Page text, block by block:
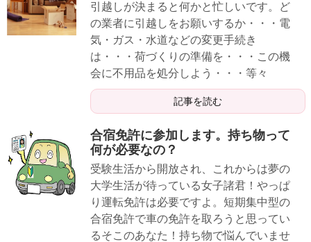
引越しが決まると何かと忙しいです。ど
の業者に引越しをお願いするか・・・電
気・ガス・水道などの変更手続き
は・・・荷づくりの準備を・・・この機
会に不用品を処分しよう・・・等々
記事を読む
合宿免許に参加します。持ち物って
何が必要なの？
受験生活から開放され、これからは夢の
大学生活が待っている女子諸君！やっぱ
り運転免許は必要ですよ。短期集中型の
合宿免許で車の免許を取ろうと思ってい
るそこのあなた！持ち物で悩んでいませ